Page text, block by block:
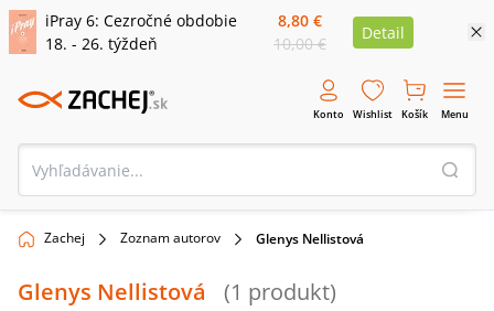
iPray 6: Cezročné obdobie
18. - 26. týždeň
8,80 €
10,00 €
Detail
Konto Wishlist Košík Menu
Zachej Zoznam autorov Glenys Nellistová
Glenys Nellistová (1 produkt)